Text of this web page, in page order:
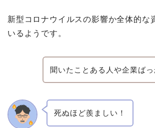
新型コロナウイルスの影響か全体的な
いるようです。
聞いたことある人や企業ばっ
死ぬほど羨ましい！